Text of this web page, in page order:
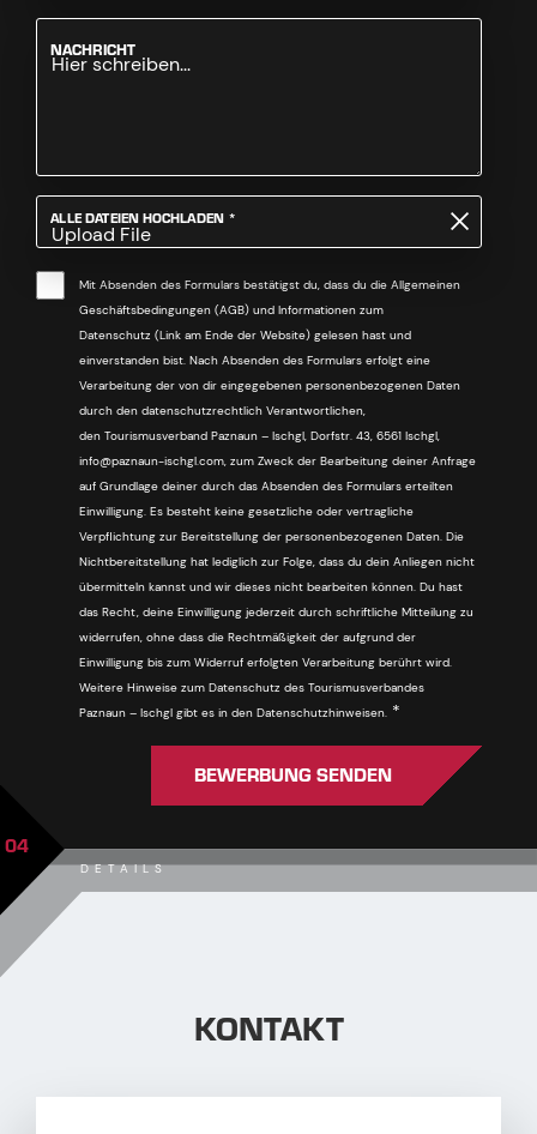
NACHRICHT
ALLE DATEIEN HOCHLADEN*PFLICHTFELD
Upload File
Mit Absenden des Formulars bestätigst du, dass du die Allgemeinen
Geschäftsbedingungen (AGB) und Informationen zum
Datenschutz (Link am Ende der Website) gelesen hast und
einverstanden bist. Nach Absenden des Formulars erfolgt eine
Verarbeitung der von dir eingegebenen personenbezogenen Daten
durch den datenschutzrechtlich Verantwortlichen,
den Tourismusverband Paznaun – Ischgl, Dorfstr. 43, 6561 Ischgl,
info@paznaun-ischgl.com, zum Zweck der Bearbeitung deiner Anfrage
auf Grundlage deiner durch das Absenden des Formulars erteilten
Einwilligung. Es besteht keine gesetzliche oder vertragliche
Verpflichtung zur Bereitstellung der personenbezogenen Daten. Die
Nichtbereitstellung hat lediglich zur Folge, dass du dein Anliegen nicht
übermitteln kannst und wir dieses nicht bearbeiten können. Du hast
das Recht, deine Einwilligung jederzeit durch schriftliche Mitteilung zu
widerrufen, ohne dass die Rechtmäßigkeit der aufgrund der
Einwilligung bis zum Widerruf erfolgten Verarbeitung berührt wird.
Weitere Hinweise zum Datenschutz des Tourismusverbandes
Paznaun – Ischgl gibt es in den Datenschutzhinweisen. *
BEWERBUNG SENDEN
DETAILS
04
KONTAKT